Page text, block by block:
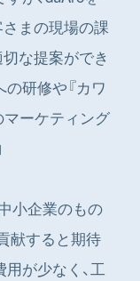
まの現場の課
な提案ができ
研修や『カワ
マーケティング
小企業のもの
献すると期待
が少なく、工